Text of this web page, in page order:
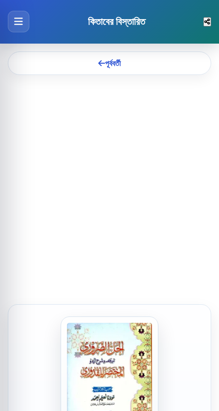
কিতাবের বিস্তারিত
পূর্ববর্তী